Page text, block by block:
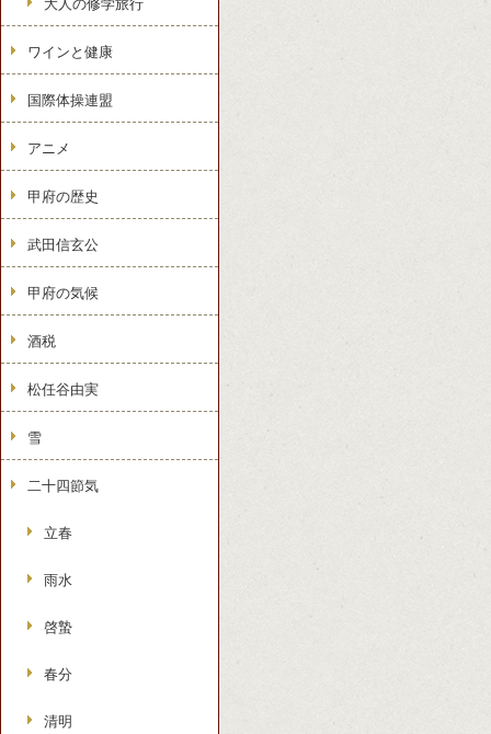
大人の修学旅行
ワインと健康
国際体操連盟
アニメ
甲府の歴史
武田信玄公
甲府の気候
酒税
松任谷由実
雪
二十四節気
立春
雨水
啓蟄
春分
清明